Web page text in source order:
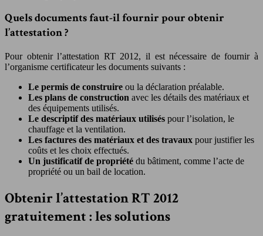
Quels documents faut-il fournir pour obtenir
l’attestation ?
Pour obtenir l’attestation RT 2012, il est nécessaire de fournir à
l’organisme certificateur les documents suivants :
Le permis de construire ou la déclaration préalable.
Les plans de construction avec les détails des matériaux et
des équipements utilisés.
Le descriptif des matériaux utilisés pour l’isolation, le
chauffage et la ventilation.
Les factures des matériaux et des travaux pour justifier les
coûts et les choix effectués.
Un justificatif de propriété du bâtiment, comme l’acte de
propriété ou un bail de location.
Obtenir l’attestation RT 2012
gratuitement : les solutions